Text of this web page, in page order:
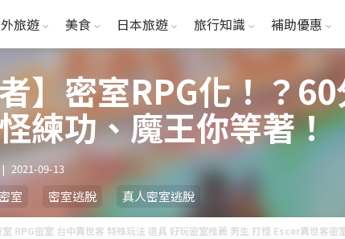
旅遊 美食 日本旅遊 旅行知識 補助優惠
者】密室RPG化！？
練功、魔王你等著！
| 2021-09-13
室 密室逃脫 真人密室逃脫
室 RPG密室 台中異世客 特殊玩法 道具 好玩密室推薦 男生 打怪 Escer異世客密